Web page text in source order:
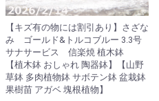
【キズ有の物には割引あり】さざな
み ゴールド&トルコブルー 3.3号
サナサービス 信楽焼 植木鉢
【植木鉢 おしゃれ 陶器鉢】【山野
草鉢 多肉植物鉢 サボテン鉢 盆栽鉢
果樹苗 アガベ 塊根植物】